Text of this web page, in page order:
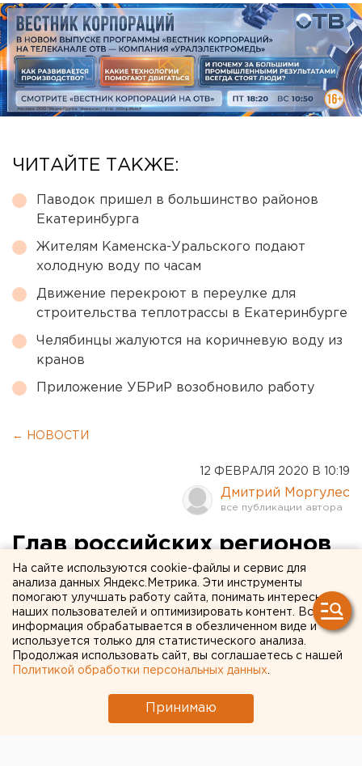
ЧИТАЙТЕ ТАКЖЕ:
Паводок пришел в большинство районов
Екатеринбурга
Жителям Каменска-Уральского подают
холодную воду по часам
Движение перекроют в переулке для
строительства теплотрассы в Екатеринбурге
Челябинцы жалуются на коричневую воду из
кранов
Приложение УБРиР возобновило работу
← НОВОСТИ
12 ФЕВРАЛЯ 2020 В 10:19
Дмитрий Моргулес
Глав российских регионов
проверили на устойчивость
Коммуникационный холдинг «Минченко
консалтинг» представил очередной, шестой по
счету, рейтинг политической устойчивости
российских губернаторов «Госсовет 2.0». Самые
регионов оказались в Уральском федеральном
На сайте используются cookie-файлы и сервис для
анализа данных Яндекс.Метрика. Эти инструменты
помогают улучшать работу сайта, понимать интересы
наших пользователей и оптимизировать контент. Вся
информация обрабатывается в обезличенном виде и
используется только для статистического анализа.
Продолжая использовать сайт, вы соглашаетесь с нашей
Политикой обработки персональных данных
Принимаю